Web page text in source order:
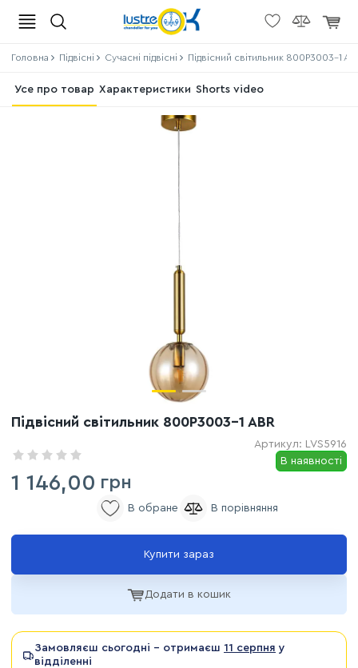
Головна Підвісні Сучасні підвісні Підвісний світильник 800P3003-1
Усе про товар Характеристики Shorts video
Підвісний світильник 800P3003-1 ABR
Артикул: LVS5916
В наявності
1 146,00 грн
Додати в кошик
Замовляєш сьогодні - отримаєш 11 серпня у
відділенні
Купити зараз